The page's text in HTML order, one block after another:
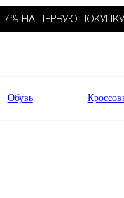
-7% НА ПЕРВУЮ
Обувь